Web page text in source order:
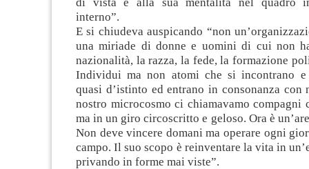
interno”.
E si chiudeva auspicando “non
una miriade di donne e uomini di cui non
nazionalità, la razza, la fede, la formazione
Individui ma non atomi che si incontrano e
quasi d’istinto ed entrano in consonanza con
nostro microcosmo ci chiamavamo compagni
ma in un giro circoscritto e geloso. Ora è
Non deve vincere domani ma operare ogni
campo. Il suo scopo è reinventare la vita in
privando in forme mai viste”.